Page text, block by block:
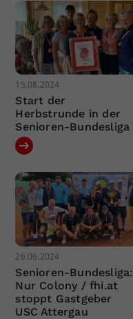
15.08.2024
Start der
Herbstrunde in der
Senioren-Bundesliga
26.06.2024
Senioren-Bundesliga:
Nur Colony / fhi.at
stoppt Gastgeber
USC Attergau